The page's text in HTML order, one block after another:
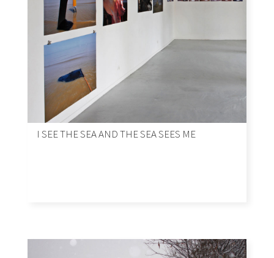
I SEE THE SEA AND THE SEA SEES ME